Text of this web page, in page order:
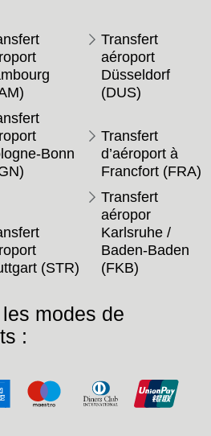
Transfert
aéroport
Düsseldorf
(DUS)
Bonn
Transfert
d’aéroport à
Francfort (FRA)
(STR)
Transfert
aéropor
Karlsruhe /
Baden-Baden
(FKB)
modes de
: